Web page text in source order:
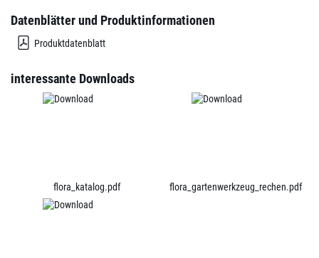
Datenblätter und Produktinformationen
Produktdatenblatt
interessante Downloads
flora_katalog.pdf flora_gartenwerkzeug_rechen.pdf